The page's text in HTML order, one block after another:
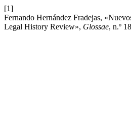
[1]
Fernando Hernández Fradejas,
Legal History Review», Glossae, n.º